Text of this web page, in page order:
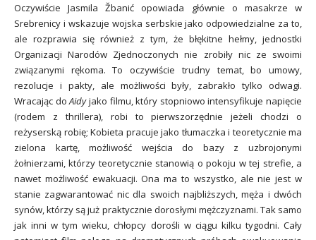
Oczywiście Jasmila Žbanić opowiada głównie o masakrze w
Srebrenicy i wskazuje wojska serbskie jako odpowiedzialne za to,
ale rozprawia się również z tym, że błękitne hełmy, jednostki
Organizacji Narodów Zjednoczonych nie zrobiły nic ze swoimi
związanymi rękoma. To oczywiście trudny temat, bo umowy,
rezolucje i pakty, ale możliwości były, zabrakło tylko odwagi.
Wracając doAidyjako filmu, który stopniowo intensyfikuje napięcie
(rodem z thrillera), robi to pierwszorzędnie jeżeli chodzi o
reżyserską robię; Kobieta pracuje jako tłumaczka i teoretycznie ma
zielona kartę, możliwość wejścia do bazy z uzbrojonymi
żołnierzami, którzy teoretycznie stanowią o pokoju w tej strefie, a
nawet możliwość ewakuacji. Ona ma to wszystko, ale nie jest w
stanie zagwarantować nic dla swoich najbliższych, męża i dwóch
synów, którzy są już praktycznie dorosłymi mężczyznami. Tak samo
jak inni w tym wieku, chłopcy dorośli w ciągu kilku tygodni. Cały